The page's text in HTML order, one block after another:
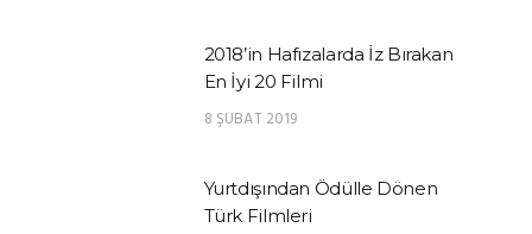
2018’in Hafızalarda İz Bırakan
En İyi 20 Filmi
8 ŞUBAT 2019
Yurtdışından Ödülle Dönen
Türk Filmleri